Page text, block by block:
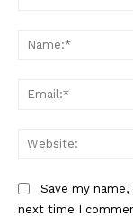
Save my
next time I